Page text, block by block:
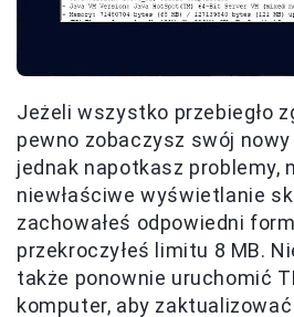
Jeżeli wszystko przebiegło
pewno zobaczysz swój
jednak napotkasz problemy,
niewłaściwe wyświetlanie
zachowałeś odpowiedni
przekroczyłeś limitu 8 MB.
także ponownie uruchomić
komputer, aby